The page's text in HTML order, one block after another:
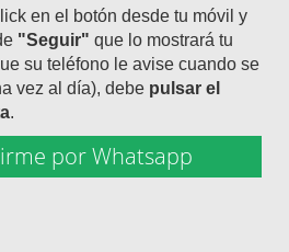
en el botón desde tu móvil y
"Seguir" que lo mostrará tu
su teléfono le avise cuando se
vez al día), debe pulsar el
.
por Whatsapp